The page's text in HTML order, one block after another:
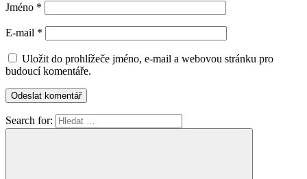
Jméno *
E-mail *
Uložit do prohlížeče jméno, e-mail a webovou stránku pro
budoucí komentáře.
Search for: